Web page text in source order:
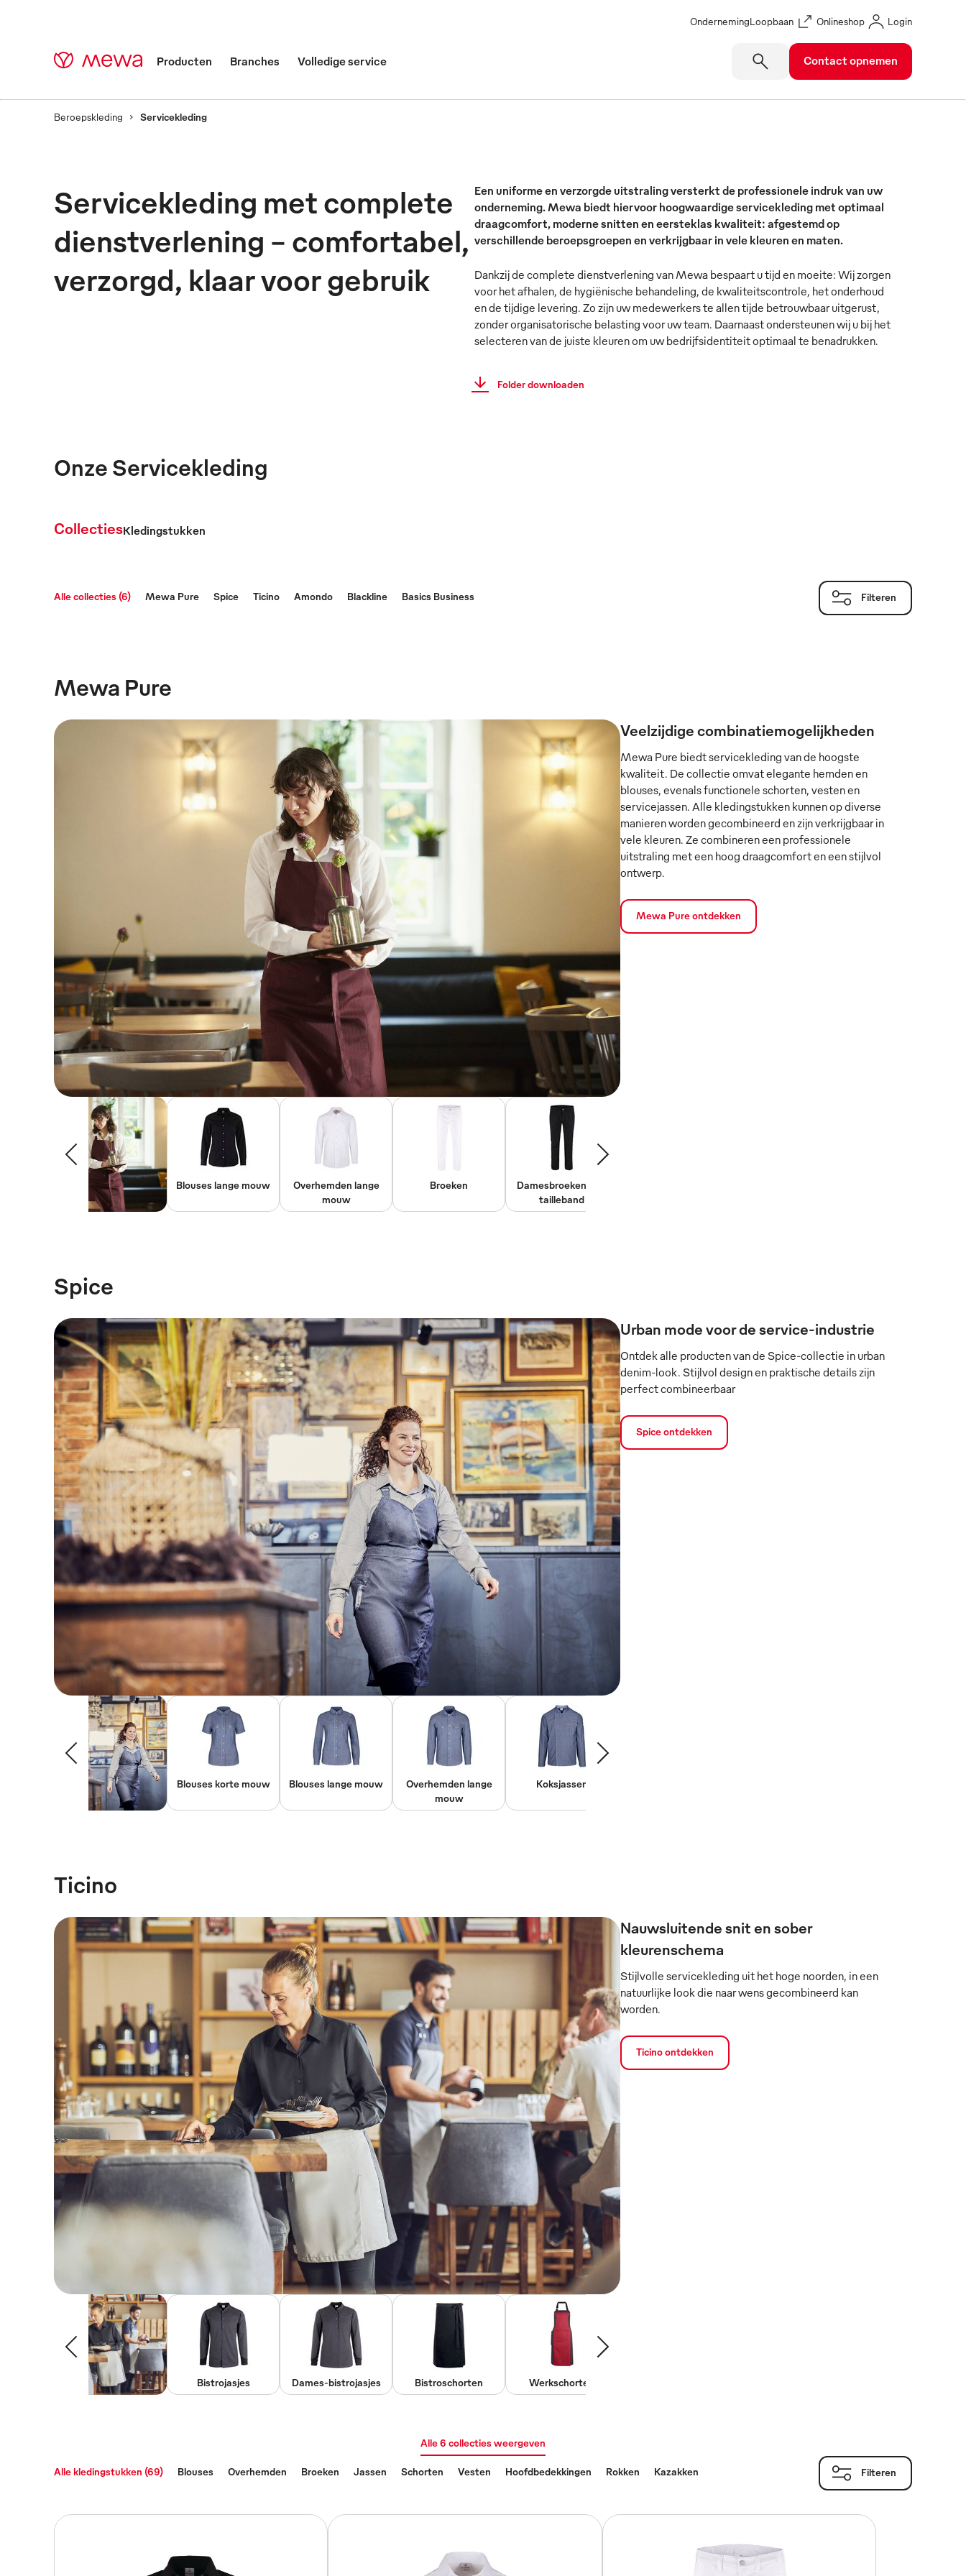
OndernemingLoopbaan Onlineshop Login
Producten Branches Volledige service Contact opnemen
Beroepskleding Servicekleding
Iedere goede dienstverlening begint bij het optreden
van het servicepersoneel
Servicekleding met complete
dienstverlening – comfortabel,
verzorgd, klaar voor gebruik
Een uniforme en verzorgde uitstraling versterkt de professionele indruk van uw
onderneming. Mewa biedt hiervoor hoogwaardige servicekleding met optimaal
draagcomfort, moderne snitten en eersteklas kwaliteit: afgestemd op
verschillende beroepsgroepen en verkrijgbaar in vele kleuren en maten.
Dankzij de complete dienstverlening van Mewa bespaart u tijd en moeite: Wij zorgen
voor het afhalen, de hygiënische behandeling, de kwaliteitscontrole, het onderhoud
en de tijdige levering. Zo zijn uw medewerkers te allen tijde betrouwbaar uitgerust,
zonder organisatorische belasting voor uw team. Daarnaast ondersteunen wij u bij het
selecteren van de juiste kleuren om uw bedrijfsidentiteit optimaal te benadrukken.
Folder downloaden
Onze Servicekleding
CollectiesKledingstukken
Alle collecties (6) Mewa Pure Spice Ticino Amondo Blackline Basics Business Filteren
Mewa Pure
Blouses lange mouw
Overhemden lange
mouw
Broeken
Damesbroeken met
tailleband
Veelzijdige combinatiemogelijkheden
Mewa Pure biedt servicekleding van de hoogste
kwaliteit. De collectie omvat elegante hemden en
blouses, evenals functionele schorten, vesten en
servicejassen. Alle kledingstukken kunnen op diverse
manieren worden gecombineerd en zijn verkrijgbaar in
vele kleuren. Ze combineren een professionele
uitstraling met een hoog draagcomfort en een stijlvol
ontwerp.
Mewa Pure ontdekken
Spice
Blouses korte mouw Blouses lange mouw
Overhemden lange
mouw
Koksjassen
Urban mode voor de service-industrie
Ontdek alle producten van de Spice-collectie in urban
denim-look. Stijlvol design en praktische details zijn
perfect combineerbaar
Spice ontdekken
Ticino
Bistrojasjes Dames-bistrojasjes Bistroschorten Werkschorten
Nauwsluitende snit en sober
kleurenschema
Stijlvolle servicekleding uit het hoge noorden, in een
natuurlijke look die naar wens gecombineerd kan
worden.
Ticino ontdekken
Alle 6 collecties weergeven
Alle kledingstukken (69) Blouses Overhemden Broeken Jassen Schorten Vesten Hoofdbedekkingen Rokken Kazakken Filteren